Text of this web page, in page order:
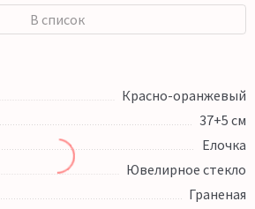
В список
Красно-оранжевый
37+5 см
Елочка
Ювелирное стекло
Граненая